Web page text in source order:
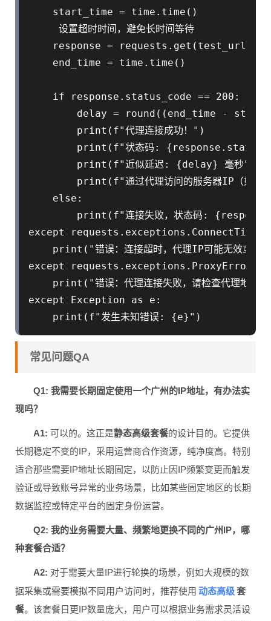
    start_time = time.time()
     设置超时时间，避免长时间等待
response = requests.get(test_url,
    end_time = time.time()
    if response.status_code == 200:
delay = round((end_time -
        print(f"代理连接成功！")
print(f"状态码:
        print(f"近似延迟: {delay} 毫秒")
print(f"通过代理访问的服务器IP（如
    else:
print(f"连接失败，状态码:
except
print("错误：连接超时，代理IP可能无效或网
except requests.exceptions.ProxyError:
print("错误：代理连接失败，请检查代理地址
except Exception as e:
常见问题QA
Q1: 我需要长期固定使用一个广州的IP地址，有办法实
现吗？
A1: 可以的。这正是静态高级套餐的设计目的。它提供
长期稳定不变的IP，采用运营商合作资源，纯净度高。特别
适合那些需要IP地址长期固定，以防止因IP频繁变更而触发
验证或导致账号异常的业务场景，比如某些固定地区的长期
数据监控或特定平台的固定身份运营。
Q2: 我的业务需要大量、频繁地更换不同的广州IP，哪
种套餐合适？
A2: 对于需要大量IP进行轮换的场景，例如大规模的数
据采集或需要模拟不同用户访问时，推荐使用 动态高级套
餐。该套餐日更IP数量庞大，用户可以根据业务需求灵活设